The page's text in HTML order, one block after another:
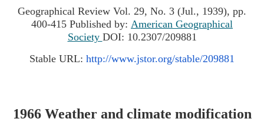
Geographical Review Vol. 29, No. 3 (Jul., 1939), pp.
400-415 Published by: American Geographical
Society DOI: 10.2307/209881
Stable URL: http://www.jstor.org/stable/209881
1966 Weather and climate modification